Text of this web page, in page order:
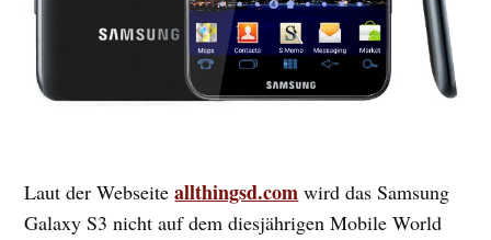
Laut der Webseiteallthingsd.com wird das Samsung
Galaxy S3 nicht auf dem diesjährigen Mobile World